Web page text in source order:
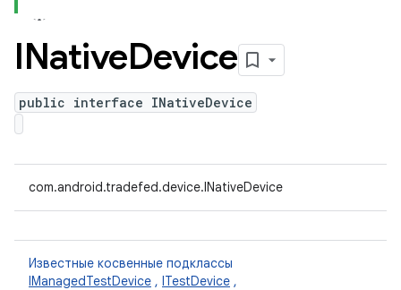
INativeDevice
public interface INativeDevice
com.android.tradefed.device.INativeDevice
Известные косвенные подклассы
IManagedTestDevice , ITestDevice ,